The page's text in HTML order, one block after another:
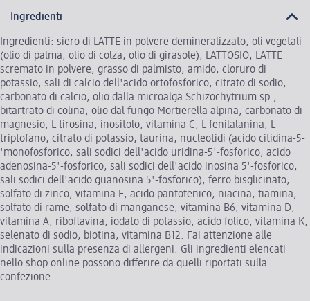
Ingredienti
Ingredienti: siero di LATTE in polvere demineralizzato, oli vegetali
(olio di palma, olio di colza, olio di girasole), LATTOSIO, LATTE
scremato in polvere, grasso di palmisto, amido, cloruro di
potassio, sali di calcio dell'acido ortofosforico, citrato di sodio,
carbonato di calcio, olio dalla microalga Schizochytrium sp.,
bitartrato di colina, olio dal fungo Mortierella alpina, carbonato di
magnesio, L-tirosina, inositolo, vitamina C, L-fenilalanina, L-
triptofano, citrato di potassio, taurina, nucleotidi (acido citidina-5-
'monofosforico, sali sodici dell'acido uridina-5'-fosforico, acido
adenosina-5'-fosforico, sali sodici dell'acido inosina 5'-fosforico,
sali sodici dell'acido guanosina 5'-fosforico), ferro bisglicinato,
solfato di zinco, vitamina E, acido pantotenico, niacina, tiamina,
solfato di rame, solfato di manganese, vitamina B6, vitamina D,
vitamina A, riboflavina, iodato di potassio, acido folico, vitamina K,
selenato di sodio, biotina, vitamina B12. Fai attenzione alle
indicazioni sulla presenza di allergeni. Gli ingredienti elencati
nello shop online possono differire da quelli riportati sulla
confezione.